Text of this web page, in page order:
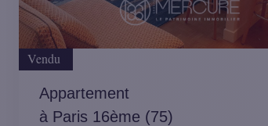
Vendu
Appartement
à Paris 16ème (75)